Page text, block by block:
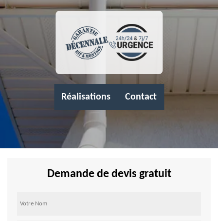
Réalisations Contact
Demande de devis gratuit